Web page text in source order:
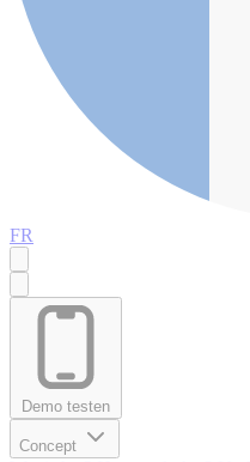
FR
Demo testen
Concept